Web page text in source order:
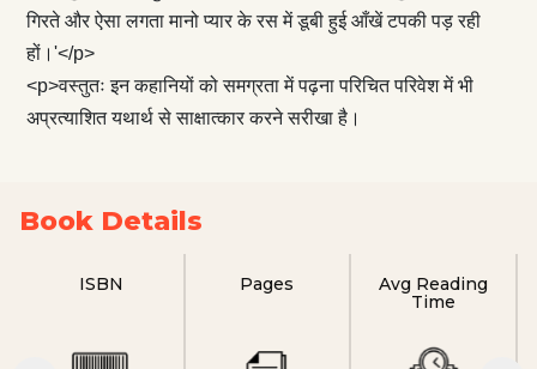
गिरते और ऐसा लगता मानो प्यार के रस में डूबी हुई आँखें टपकी पड़ रही
हों।'</p>
<p>वस्तुतः इन कहानियों को समग्रता में पढ़ना परिचित परिवेश में भी
अप्रत्याशित यथार्थ से साक्षात्कार करने सरीखा है।
Book Details
ISBN Pages
Avg Reading
Time